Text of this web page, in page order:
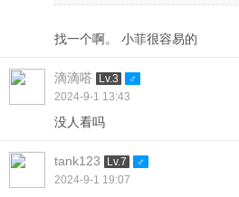
找一个啊。 小菲很容易的
滴滴嗒 Lv.3
2024-9-1 13:43
没人看吗
tank123 Lv.7
2024-9-1 19:07